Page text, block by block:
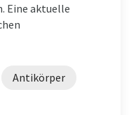
Eine aktuelle
Antikörper